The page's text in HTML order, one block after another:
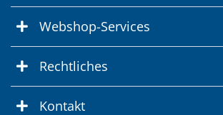
Webshop-Services
Rechtliches
Kontakt